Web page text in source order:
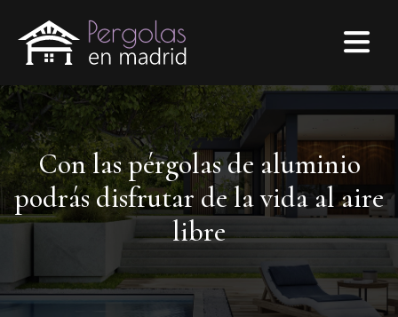
Con las pérgolas de aluminio
podrás disfrutar de la vida al aire
libre